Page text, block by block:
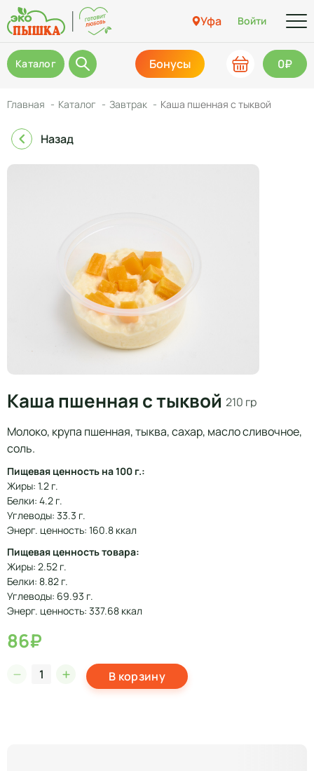
Уфа Войти
Каталог Бонусы 0₽
Главная Каталог Завтрак Каша пшенная с тыквой
Назад
Каша пшенная с тыквой 210 гр
Молоко, крупа пшенная, тыква, сахар, масло сливочное,
соль.
Пищевая ценность на 100 г.:
Жиры: 1.2 г.
Белки: 4.2 г.
Углеводы: 33.3 г.
Энерг. ценность: 160.8 ккал
Пищевая ценность товара:
Жиры: 2.52 г.
Белки: 8.82 г.
Углеводы: 69.93 г.
Энерг. ценность: 337.68 ккал
86₽
В корзину